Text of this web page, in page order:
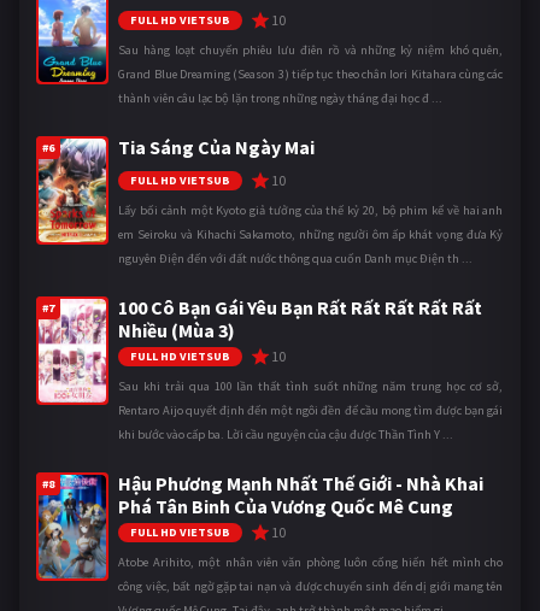
FULL HD VIETSUB 10
Sau hàng loạt chuyến phiêu lưu điên rồ và những kỷ niệm khó quên,
Grand Blue Dreaming (Season 3) tiếp tục theo chân Iori Kitahara cùng các
thành viên câu lạc bộ lặn trong những ngày tháng đại học đ ...
#6 Tia Sáng Của Ngày Mai
FULL HD VIETSUB 10
Lấy bối cảnh một Kyoto giả tưởng của thế kỷ 20, bộ phim kể về hai anh
em Seiroku và Kihachi Sakamoto, những người ôm ấp khát vọng đưa Kỷ
nguyên Điện đến với đất nước thông qua cuốn Danh mục Điện th ...
#7
100 Cô Bạn Gái Yêu Bạn Rất Rất Rất Rất Rất
Nhiều (Mùa 3)
FULL HD VIETSUB 10
Sau khi trải qua 100 lần thất tình suốt những năm trung học cơ sở,
Rentaro Aijo quyết định đến một ngôi đền để cầu mong tìm được bạn gái
khi bước vào cấp ba. Lời cầu nguyện của cậu được Thần Tình Y ...
#8
Hậu Phương Mạnh Nhất Thế Giới - Nhà Khai
Phá Tân Binh Của Vương Quốc Mê Cung
FULL HD VIETSUB 10
Atobe Arihito, một nhân viên văn phòng luôn cống hiến hết mình cho
công việc, bất ngờ gặp tai nạn và được chuyển sinh đến dị giới mang tên